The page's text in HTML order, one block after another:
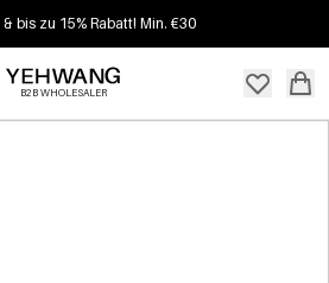
bis zu 15% Rabatt! Min. €30
B2B WHOLESALER